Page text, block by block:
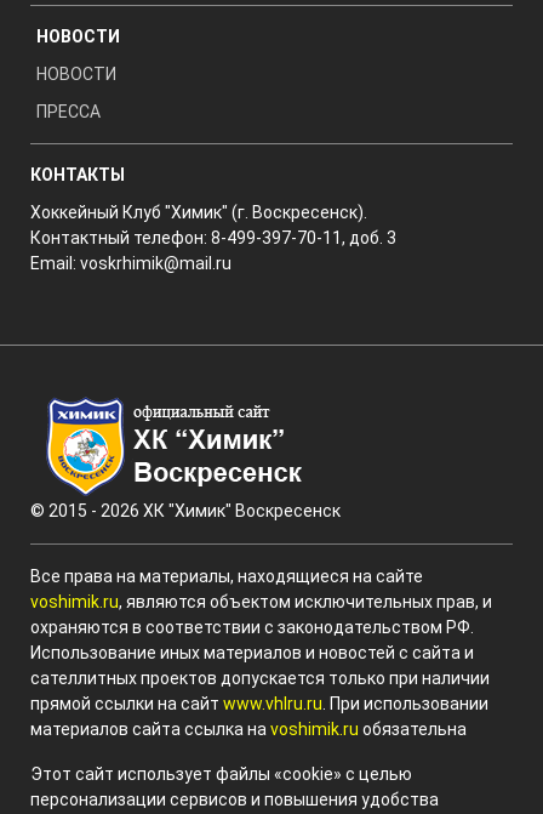
НОВОСТИ
НОВОСТИ
ПРЕССА
КОНТАКТЫ
Хоккейный Клуб "Химик" (г. Воскресенск).
Контактный телефон: 8-499-397-70-11, доб. 3
Email: voskrhimik@mail.ru
© 2015 - 2026 ХК "Химик" Воскресенск
Все права на материалы, находящиеся на сайте
voshimik.ru, являются объектом исключительных прав, и
охраняются в соответствии с законодательством РФ.
Использование иных материалов и новостей с сайта и
сателлитных проектов допускается только при наличии
прямой ссылки на сайт www.vhlru.ru . При использовании
материалов сайта ссылка на voshimik.ru обязательна
Этот сайт использует файлы «cookie» с целью
персонализации сервисов и повышения удобства